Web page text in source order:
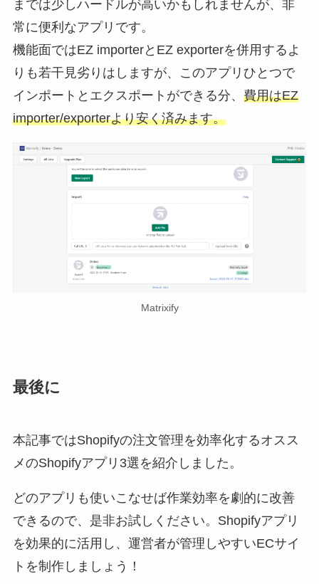
までは少しハードルが高いかもしれませんが、非
常に便利なアプリです。
機能面ではEZ importerとEZ exporterを併用するよ
りも若干見劣りはしますが、このアプリひとつで
インポートとエクスポートができる分、 費用はEZ
importer/exporterより安く済みます。
Matrixify
最後に
本記事ではShopifyの注文管理を効率化するオスス
メのShopifyアプリ3選を紹介しました。
どのアプリも使いこなせば作業効率を劇的に改善
できるので、是非お試しください。Shopifyアプリ
を効果的に活用し、運営者が管理しやすいECサイ
トを制作しましょう！